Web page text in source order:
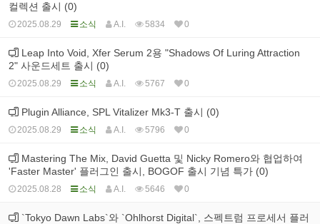
컬렉션 출시 (0)
2025.08.29 소식 A.I. 5834 0
Leap Into Void, Xfer Serum 2용 "Shadows Of Luring Attraction
2" 사운드세트 출시 (0)
2025.08.29 소식 A.I. 5767 0
Plugin Alliance, SPL Vitalizer Mk3-T 출시 (0)
2025.08.29 소식 A.I. 5796 0
Mastering The Mix, David Guetta 및 Nicky Romero와 협업하여
'Faster Master' 플러그인 출시, BOGOF 출시 기념 특가 (0)
2025.08.28 소식 A.I. 5646 0
`Tokyo Dawn Labs`와 `Ohlhorst Digital`, 스펙트럼 프로세서 플러